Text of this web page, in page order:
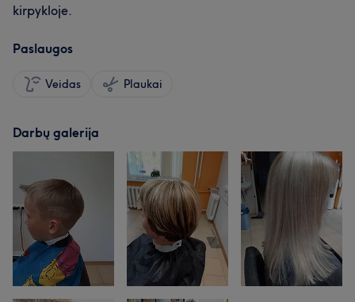
kirpykloje.
Paslaugos
Veidas Plaukai
Darbų galerija